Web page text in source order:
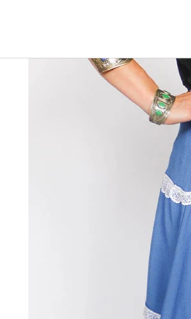
Ga direct naar de productinformatie